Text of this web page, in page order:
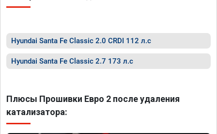
Hyundai Santa Fe Classic 2.0 CRDI 112 л.с
Hyundai Santa Fe Classic 2.7 173 л.с
Плюсы Прошивки Евро 2 после удаления
катализатора: